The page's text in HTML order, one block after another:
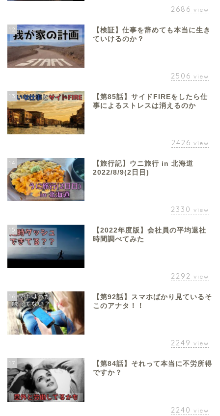
2686 view
12
【検証】仕事を辞めても本当に生き
ていけるのか？
2506 view
13
【第85話】サイドFIREをしたら仕
事によるストレスは消えるのか
2426 view
14
【旅行記】ウニ旅行 in 北海道
2022/8/9(2日目)
2330 view
15
【2022年度版】会社員の平均退社
時間調べてみた
2292 view
16
【第92話】スマホばかり見ているそ
このアナタ！！
2249 view
17
【第84話】それって本当に不労所得
ですか？
2240 view